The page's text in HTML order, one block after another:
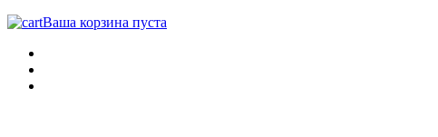
Ваша корзина пуста